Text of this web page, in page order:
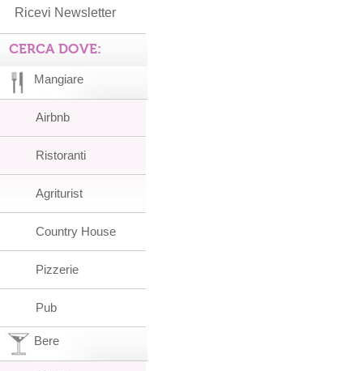
Ricevi Newsletter
CERCA DOVE:
Mangiare
Airbnb
Ristoranti
Agriturist
Country House
Pizzerie
Pub
Bere